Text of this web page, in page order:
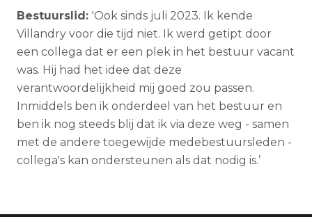
Bestuurslid: 'Ook sinds juli 2023. Ik kende
Villandry voor die tijd niet. Ik werd getipt door
een collega dat er een plek in het bestuur vacant
was. Hij had het idee dat deze
verantwoordelijkheid mij goed zou passen.
Inmiddels ben ik onderdeel van het bestuur en
ben ik nog steeds blij dat ik via deze weg - samen
met de andere toegewijde medebestuursleden -
collega's kan ondersteunen als dat nodig is.’